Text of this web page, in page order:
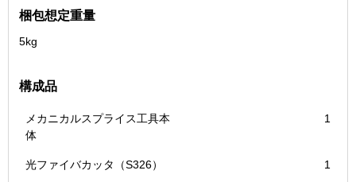
梱包想定重量
5kg
構成品
メカニカルスプライス工具本
体
1
光ファイバカッタ（S326） 1